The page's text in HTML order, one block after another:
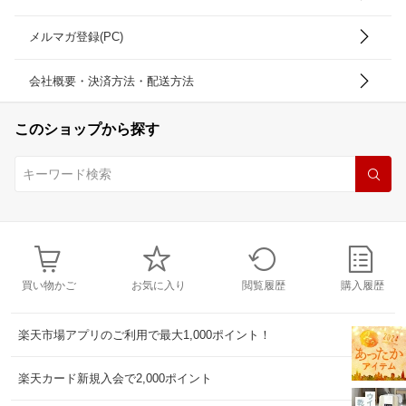
メルマガ登録(PC)
会社概要・決済方法・配送方法
このショップから探す
買い物かご お気に入り 閲覧履歴 購入履歴
楽天市場アプリのご利用で最大1,000ポイント！
楽天カード新規入会で2,000ポイント